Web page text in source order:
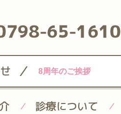
65-1610
/ 8周年のご挨拶
/ 診療について /